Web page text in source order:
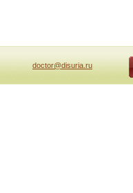
doctor@disuria.ru